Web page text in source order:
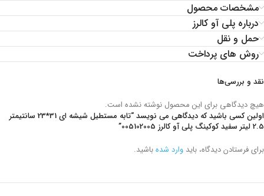
مشخصات محصول
درباره پلی آو کالرز
حمل و نقل
روش های پرداخت
نقد و بررسی‌ها
هیچ دیدگاهی برای این محصول نوشته نشده است.
اولین کسی باشید که دیدگاهی می نویسد “تابه مستطیل شیشه ای 31*23 سانتیمتر
2.5 لیتر سفید کوکینگ پلی آو کالرز 005102005”
برای فرستادن دیدگاه، باید وارد شدهباشید.